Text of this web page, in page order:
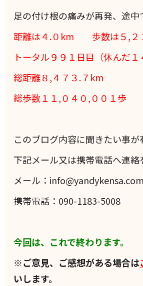
足の付け根の痛みが再発、途中
距離は４.０ km 歩数は５,２
トータル９９１日目（休んだ１
総距離８,４７３.７km
総歩数１１,０４０,００１歩
このブログ内容に聞きたい事が
下記メール又は携帯電話へ連絡
メール：info@yandykensa.com
携帯電話：090-1183-5008
今回は、これで終わります。
※ご意見、ご感想がある場合は
いします。